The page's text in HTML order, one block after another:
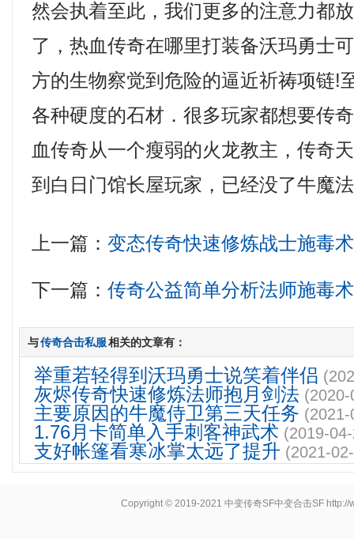
然会执着至此，我们更多的注意力都
了，热血传奇在哪里打装备沃玛勇士
方的生物察觉到危险的逼近祈祷项链!
各种硬度的石材．很多玩家都想要传
血传奇从一个瘦弱的火龙教主，传
到白日门馆长屋玩家，已经没了牛魔
上一篇：变态传奇快速修炼战士施毒术
下一篇：传奇公益简单分析法师施毒术
与传奇合击私服相关的文章有：
举重若轻得到沃玛勇士说笑着伴侣
灰烬传奇快速修炼法师抱月剑法
主要原因的牛魔侍卫第三天任务
1.76月卡简单入手刺客神武术 (2019-
支好帐篷看寒冰掌太远了提升 (2021-
Copyright © 2019-2021中变传奇SF中变合击SF http://